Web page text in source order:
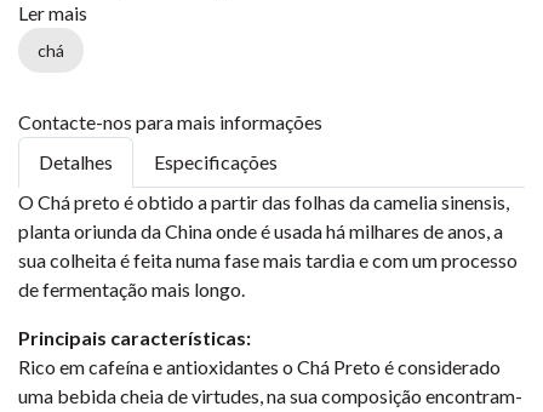
Ler mais
chá
Contacte-nos para mais informações
Detalhes
Especificações
O Chá preto é obtido a partir das folhas da camelia sinensis,
planta oriunda da China onde é usada há milhares de anos, a
sua colheita é feita numa fase mais tardia e com um processo
de fermentação mais longo.
Principais características:
Rico em cafeína e antioxidantes o Chá Preto é considerado
uma bebida cheia de virtudes, na sua composição encontram-